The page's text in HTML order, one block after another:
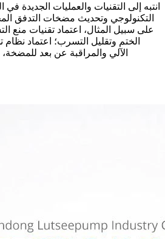
انتبه إلى التقنيات والعمليات الجديدة
التكنولوجي وتحديث مضخات التدفق
على سبيل المثال، اعتماد تقنيات منع
الختم وتقليل التسرب؛ اعتماد
الآلي والمراقبة عن بعد